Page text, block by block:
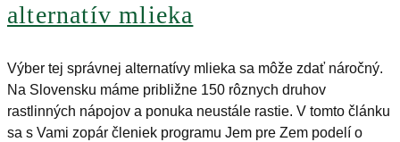
alternatív mlieka
Výber tej správnej alternatívy mlieka sa môže zdať náročný.
Na Slovensku máme približne 150 rôznych druhov
rastlinných nápojov a ponuka neustále rastie. V tomto článku
sa s Vami zopár členiek programu Jem pre Zem podelí o